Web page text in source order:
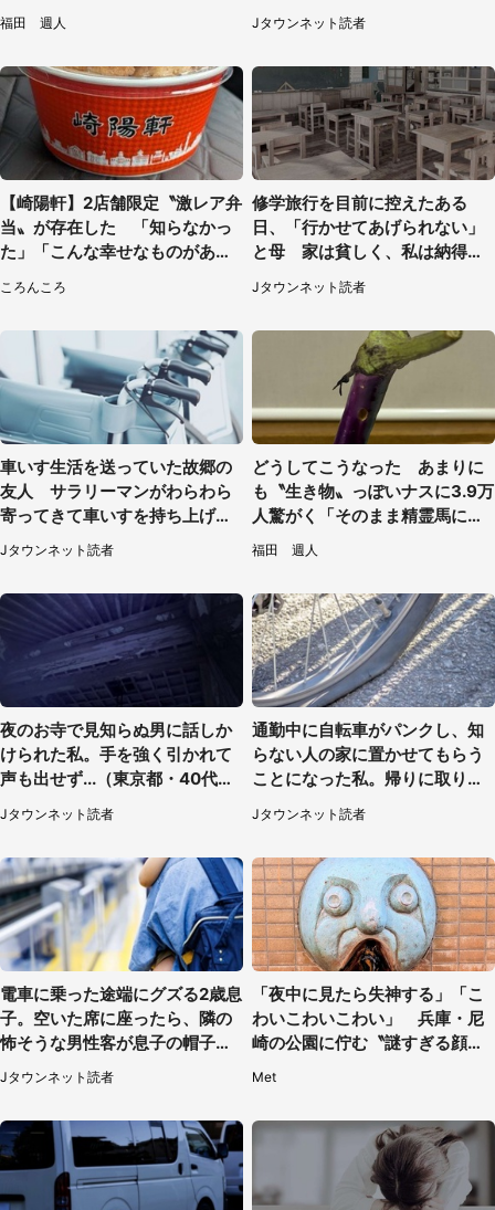
福田 週人
たもの（山口県・30代女性）
Jタウンネット読者
【崎陽軒】2店舗限定〝激レア弁
当〟が存在した 「知らなかっ
た」「こんな幸せなものがあっ
ころんころ
修学旅行を目前に控えたある
日、「行かせてあげられない」
と母 家は貧しく、私は納得し
たけれど...（北海道・70代以上
女性）
Jタウンネット読者
車いす生活を送っていた故郷の
友人 サラリーマンがわらわら
寄ってきて車いすを持ち上げ連
れて行った（福岡県・60代女
性）
Jタウンネット読者
どうしてこうなった あまりに
も〝生き物〟っぽいナスに3.9万
人驚がく「そのまま精霊馬に使
えそう」
福田 週人
夜のお寺で見知らぬ男に話しか
けられた私。手を強く引かれて
声も出せず...（東京都・40代女
Jタウンネット読者
通勤中に自転車がパンクし、知
らない人の家に置かせてもらう
ことになった私。帰りに取りに
行くと、なんと...（東京都・40
代女性）
Jタウンネット読者
電車に乗った途端にグズる2歳息
子。空いた席に座ったら、隣の
怖そうな男性客が息子の帽子に
手を伸ばし（千葉県・40代女
性）
Jタウンネット読者
「夜中に見たら失神する」「こ
わいこわいこわい」 兵庫・尼
崎の公園に佇む〝謎すぎる顔〟
Met